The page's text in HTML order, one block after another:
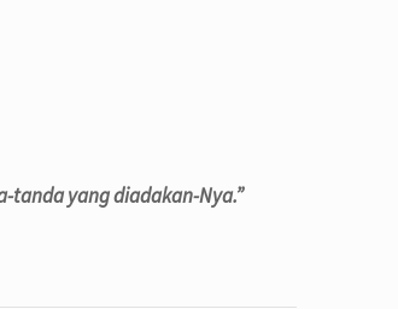
tanda yang diadakan-Nya.”